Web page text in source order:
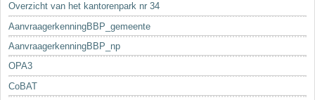
Overzicht van het kantorenpark nr 34
AanvraagerkenningBBP_gemeente
AanvraagerkenningBBP_np
OPA3
CoBAT